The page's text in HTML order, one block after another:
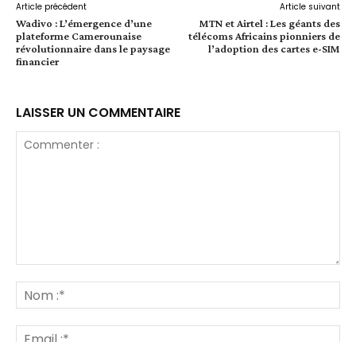
Article précédent
Wadivo : L’émergence d’une
plateforme Camerounaise
révolutionnaire dans le paysage
financier
Article suivant
MTN et Airtel : Les géants des
télécoms Africains pionniers de
l’adoption des cartes e-SIM
LAISSER UN COMMENTAIRE
:*